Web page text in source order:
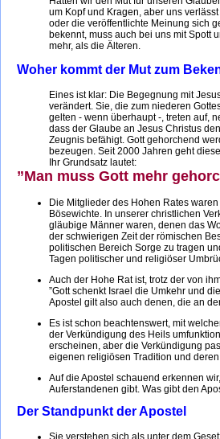
um Kopf und Kragen, aber uns
oder die veröffentlichte Meinung sich
bekennt, muss auch bei uns mit Spott
mehr, als die Älteren.
Woher kommt der Mut zum
Eines ist klar: Die Begegnung mit
verändert. Sie, die zum niederen
gelten - wenn überhaupt -, treten auf,
dass der Glaube an Jesus Christus
Zeugnis befähigt. Gott gehorchend
bezeugen. Seit 2000 Jahren geht
Ihr Grundsatz lautet:
”Man muss Gott mehr
Die Mitglieder des Hohen Rates
Bösewichte. In unserer christlichen
gläubige Männer waren, denen das
der schwierigen Zeit der römischen
politischen Bereich Sorge zu tragen
Tagen politischer und religiöser
Auch der Hohe Rat ist, trotz der von
”Gott schenkt Israel die Umkehr und
Apostel gilt also auch denen, die an
Es ist schon beachtenswert, mit
der Verkündigung des Heils
erscheinen, aber die Verkündigung
eigenen religiösen Tradition und
Auf die Apostel schauend erkennen
Auferstandenen gibt. Was gibt den
Der Standpunkt der Apostel
Sie verstehen sich als unter dem